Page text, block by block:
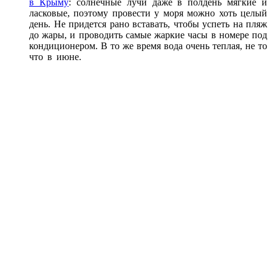
ласковые, поэтому провести у моря можно хоть целый
день. Не придется рано вставать, чтобы успеть на пляж
до жары, и проводить самые жаркие часы в номере под
кондиционером. В то же время вода очень теплая, не то
что в июне.